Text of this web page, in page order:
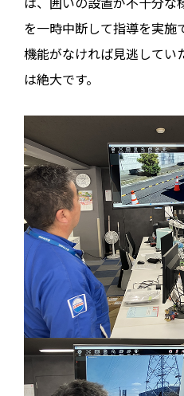
を一時中断して指導を実
機能がなければ見逃してい
は絶大です。